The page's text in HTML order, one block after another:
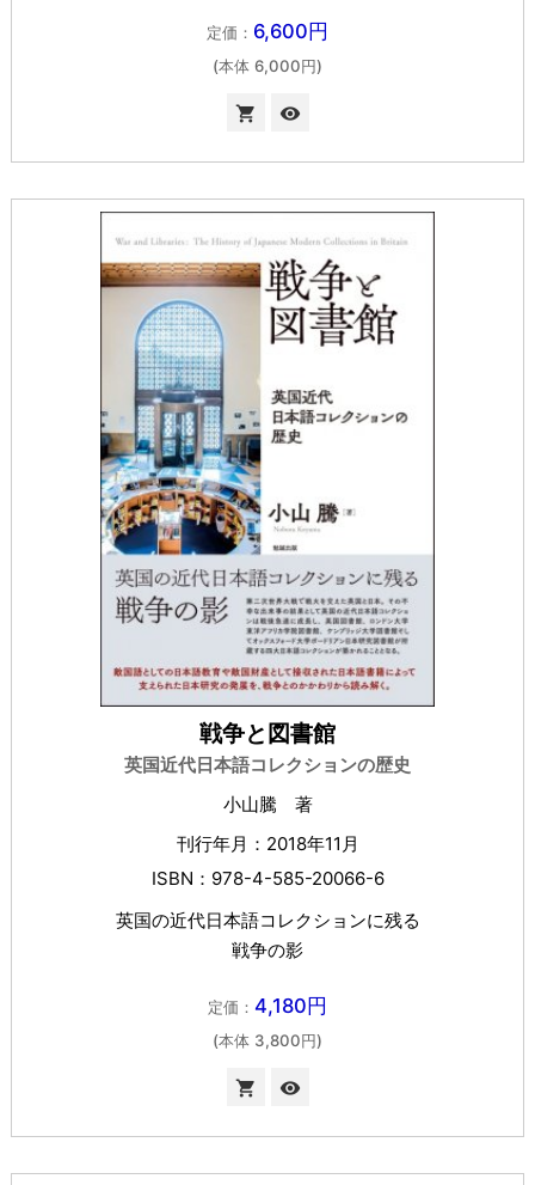
定価： 6,600円
(本体 6,000円)
 visibility
戦争と図書館
英国近代日本語コレクションの歴史
小山騰 著
刊行年月：2018年11月
ISBN：978-4-585-20066-6
英国の近代日本語コレクションに残る
戦争の影
定価： 4,180円
(本体 3,800円)
 visibility